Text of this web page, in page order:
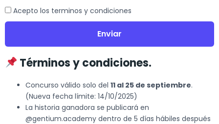
Acepto los terminos y condiciones
Enviar
Términos y condiciones.
Concurso válido solo del 11 al 25 de septiembre.
(Nueva fecha límite: 14/10/2025)
La historia ganadora se publicará en
@gentium.academy dentro de 5 días hábiles después